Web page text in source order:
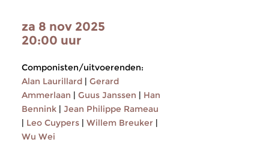
za 8 nov 2025
20:00 uur
Componisten/uitvoerenden:
Alan Laurillard | Gerard
Ammerlaan | Guus Janssen | Han
Bennink | Jean Philippe Rameau
| Leo Cuypers | Willem Breuker |
Wu Wei